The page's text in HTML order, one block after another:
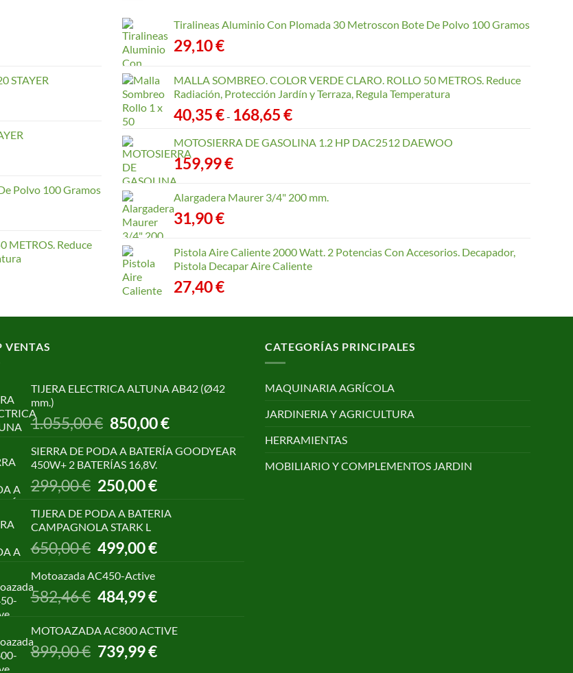
STAYER
Polvo 100 Gramos
METROS. Reduce
Tiralineas Aluminio Con Plomada 30 Metroscon Bote De Polvo 100 Gramos
29,10€
MALLA SOMBREO. COLOR VERDE CLARO. ROLLO 50 METROS. Reduce
Radiación, Protección Jardín y Terraza, Regula Temperatura
40,35€- 168,65€Rango
precios:
168,65 €
MOTOSIERRA DE GASOLINA 1.2 HP DAC2512 DAEWOO
159,99€
Alargadera Maurer 3/4" 200 mm.
31,90€
Pistola Aire Caliente 2000 Watt. 2 Potencias Con Accesorios. Decapador,
Pistola Decapar Aire Caliente
27,40€
VENTAS
TIJERA ELECTRICA ALTUNA AB42 (Ø42
mm.)
1.055,00€ El
precio
original
era:
1.055,00 €.
850,00€El
actual
SIERRA DE PODA A BATERÍA GOODYEAR
450W+ 2 BATERÍAS 16,8V.
299,00€ El
precio
original
era:
299,00 €.
250,00€El
actual
250,00 €.
TIJERA DE PODA A BATERIA
CAMPAGNOLA STARK L
650,00€
El
precio
original
650,00 €.
499,00€El
499,00 €.
Motoazada AC450-Active
582,46€
El
precio
era:
582,46 €.
484,99€El
es:
484,99 €.
MOTOAZADA AC800 ACTIVE
899,00€ El
precio
739,99€El
CATEGORÍAS PRINCIPALES
MAQUINARIA AGRÍCOLA
JARDINERIA Y AGRICULTURA
HERRAMIENTAS
MOBILIARIO Y COMPLEMENTOS JARDIN